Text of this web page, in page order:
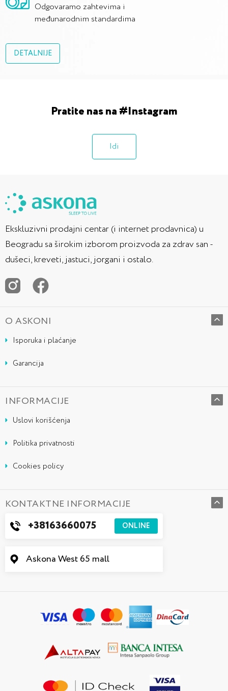
Odgovaramo zahtevima i
međunarodnim standardima
DETALNIJE
Pratite nas na #Instagram
Idi
Ekskluzivni prodajni centar (i internet prodavnica) u
Beogradu sa širokim izborom proizvoda za zdrav san -
dušeci, kreveti, jastuci, jorgani i ostalo.
O ASKONI
Isporuka i plaćanje
Garancija
INFORMACIJE
Uslovi korišćenja
Politika privatnosti
Cookies policy
KONTAKTNE INFORMACIJE
+38163660075 ONLINE
Askona West 65 mall